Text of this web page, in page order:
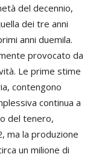
del decennio,
dei tre anni
anni duemila.
provocato da
Le prime stime
contengono
continua a
del tenero,
ma la produzione
un milione di